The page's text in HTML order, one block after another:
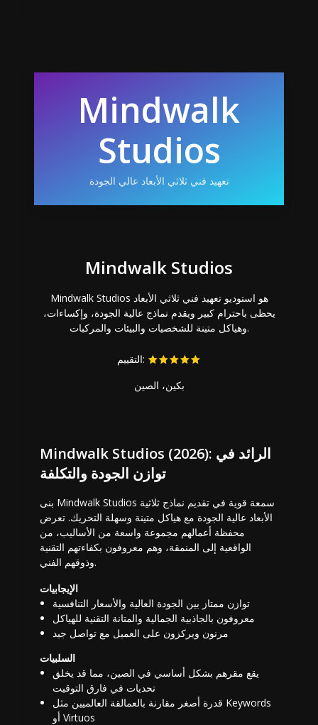
Mindwalk
Studios
تعهيد فني ثلاثي الأبعاد عالي الجودة
Mindwalk Studios
Mindwalk Studios هو استوديو تعهيد فني ثلاثي الأبعاد
يحظى باحترام كبير ويقدم نماذج عالية الجودة، وإكساءات،
وهياكل متينة للشخصيات والبيئات والمركبات.
التقييم:
بكين، الصين
Mindwalk Studios (2026): الرائد في
توازن الجودة والتكلفة
بنى Mindwalk Studios سمعة قوية في تقديم نماذج ثلاثية
الأبعاد عالية الجودة مع هياكل متينة وسهلة التحريك. تعرض
محفظة أعمالهم مجموعة واسعة من الأساليب، من
الواقعية إلى المنمقة، وهم معروفون بكفاءتهم التقنية
وذوقهم الفني.
الإيجابيات
توازن ممتاز بين الجودة العالية والأسعار التنافسية
معروفون بالجاذبية الجمالية والمتانة التقنية للهياكل
مرنون ويركزون على العميل مع تواصل جيد
السلبيات
يقع مقرهم بشكل أساسي في الصين، مما قد يخلق
تحديات في فارق التوقيت
قدرة أصغر مقارنة بالعمالقة العالميين مثل Keywords
أو Virtuos